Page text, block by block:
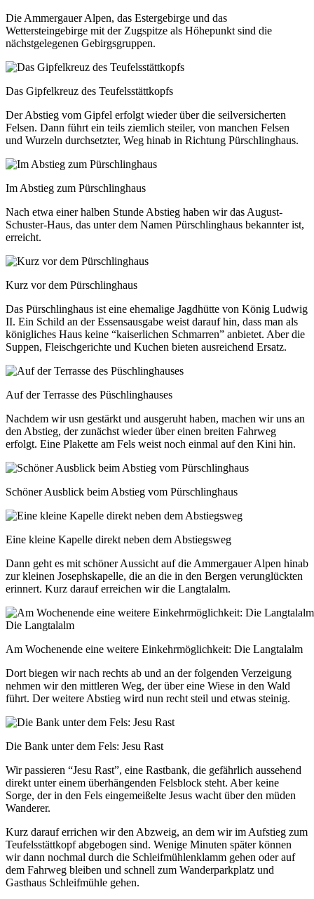
Die Ammergauer Alpen, das Estergebirge und das
Wettersteingebirge mit der Zugspitze als Höhepunkt sind die
nächstgelegenen Gebirgsgruppen.
Das Gipfelkreuz des Teufelsstättkopfs
Der Abstieg vom Gipfel erfolgt wieder über die seilversicherten
Felsen. Dann führt ein teils ziemlich steiler, von manchen Felsen
und Wurzeln durchsetzter, Weg hinab in Richtung Pürschlinghaus.
Im Abstieg zum Pürschlinghaus
Nach etwa einer halben Stunde Abstieg haben wir das August-
Schuster-Haus, das unter dem Namen Pürschlinghaus bekannter ist,
erreicht.
Kurz vor dem Pürschlinghaus
Das Pürschlinghaus ist eine ehemalige Jagdhütte von König Ludwig
II. Ein Schild an der Essensausgabe weist darauf hin, dass man als
königliches Haus keine “kaiserlichen Schmarren” anbietet. Aber die
Suppen, Fleischgerichte und Kuchen bieten ausreichend Ersatz.
Auf der Terrasse des Püschlinghauses
Nachdem wir usn gestärkt und ausgeruht haben, machen wir uns an
den Abstieg, der zunächst wieder über einen breiten Fahrweg
erfolgt. Eine Plakette am Fels weist noch einmal auf den Kini hin.
Schöner Ausblick beim Abstieg vom Pürschlinghaus
Eine kleine Kapelle direkt neben dem Abstiegsweg
Dann geht es mit schöner Aussicht auf die Ammergauer Alpen hinab
zur kleinen Josephskapelle, die an die in den Bergen verunglückten
erinnert. Kurz darauf erreichen wir die Langtalalm.
Am Wochenende eine weitere Einkehrmöglichkeit: Die Langtalalm
Dort biegen wir nach rechts ab und an der folgenden Verzeigung
nehmen wir den mittleren Weg, der über eine Wiese in den Wald
führt. Der weitere Abstieg wird nun recht steil und etwas steinig.
Die Bank unter dem Fels: Jesu Rast
Wir passieren “Jesu Rast”, eine Rastbank, die gefährlich aussehend
direkt unter einem überhängenden Felsblock steht. Aber keine
Sorge, der in den Fels eingemeißelte Jesus wacht über den müden
Wanderer.
Kurz darauf errichen wir den Abzweig, an dem wir im Aufstieg zum
Teufelsstättkopf abgebogen sind. Wenige Minuten später können
wir dann nochmal durch die Schleifmühlenklamm gehen oder auf
dem Fahrweg bleiben und schnell zum Wanderparkplatz und
Gasthaus Schleifmühle gehen.